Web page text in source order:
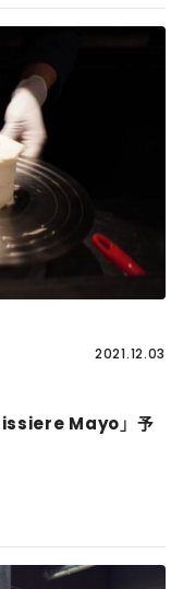
2021.12.03
Mayo」予